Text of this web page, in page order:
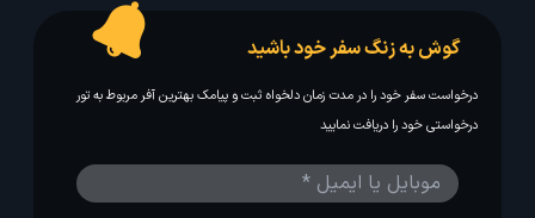
گوش به زنگ سفر خود باشید
درخواست سفر خود را در مدت زمان دلخواه ثبت و پیامک بهترین آفر مربوط به تور
درخواستی خود را دریافت نمایید